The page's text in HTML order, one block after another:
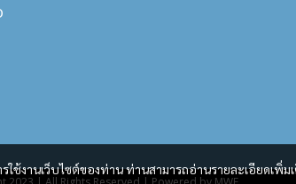
งานเว็บไซต์ของท่าน ท่านสามารถอ่านรายละเอียดเพิ่ม